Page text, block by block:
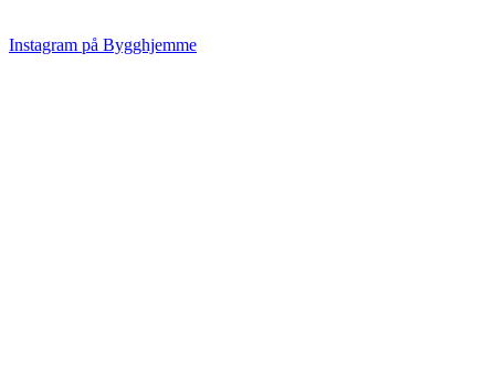
Instagram på Bygghjemme